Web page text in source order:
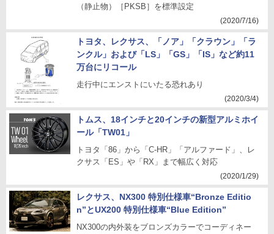
（静止物）［PKSB］を標準設定
(2020/7/16)
トヨタ、レクサス、「ノア」「クラウン」「ラ
ンクル」および「LS」「GS」「IS」など約11
万台にリコール
走行中にエンストにいたる恐れあり
(2020/3/4)
トムス、18インチと20インチの新型アルミホイ
ール「TW01」
トヨタ「86」から「C-HR」「アルファード」、レ
クサス「ES」や「RX」まで幅広く対応
(2020/1/29)
レクサス、NX300 特別仕様車“Bronze Editio
n”とUX200 特別仕様車“Blue Edition”
NX300の内外装をブロンズカラーでコーディネー